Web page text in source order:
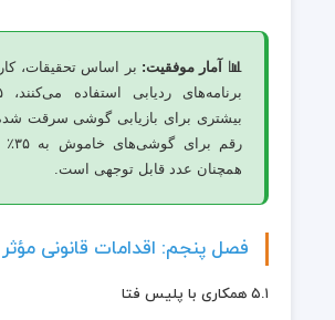
📊 آمار موفقیت: بر اساس تحقیقات،
بیشتری برای بازیابی گوشی سرقت شده
رقم
همچنان عدد قابل توجهی است.
فصل پنجم: اقدامات قانونی مؤثر
۵.۱ همکاری با پلیس فتا